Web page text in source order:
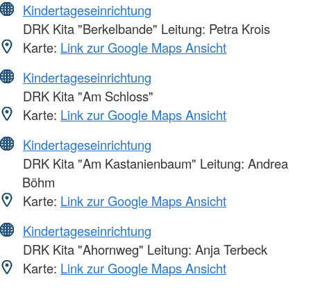
Kindertageseinrichtung
DRK Kita "Berkelbande" Leitung: Petra Krois
Karte: Link zur Google Maps Ansicht
Kindertageseinrichtung
DRK Kita "Am Schloss"
Karte: Link zur Google Maps Ansicht
Kindertageseinrichtung
DRK Kita "Am Kastanienbaum" Leitung: Andrea
Böhm
Karte: Link zur Google Maps Ansicht
Kindertageseinrichtung
DRK Kita "Ahornweg" Leitung: Anja Terbeck
Karte: Link zur Google Maps Ansicht